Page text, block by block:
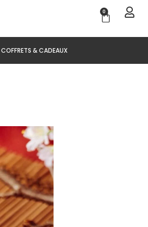
0
Panier
COFFRETS & CADEAUX